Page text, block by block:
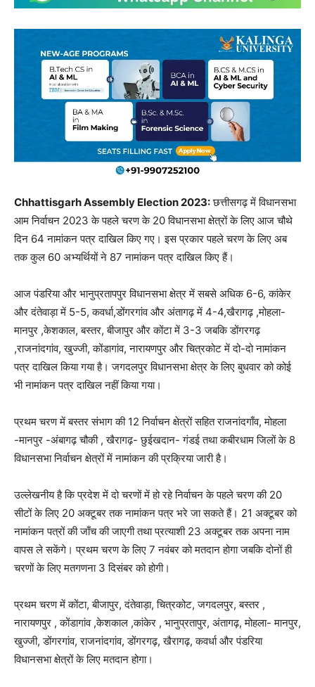
Chhattisgarh Assembly Election 2023:छत्तीसगढ़ में विधानसभा
आम निर्वाचन 2023 के पहले चरण के 20 विधानसभा क्षेत्रों के लिए आज चौथे
दिन 64 नामांकन पत्र दाखिल किए गए। इस प्रकार पहले चरण के लिए अब
तक कुल 60 अभ्यर्थियों ने 87 नामांकन पत्र दाखिल किए हैं।
आज पंडरिया और भानुप्रतापपुर विधानसभा क्षेत्र में सबसे अधिक 6-6, कांकेर
और दंतेवाड़ा में 5-5, कवर्धा,डोंगरगांव और अंतागढ़ में 4-4,खैरागढ़ ,मोहला-
मानपुर ,केशकाल, बस्तर, बीजापुर और कोंटा में 3-3 जबकि डोंगरगढ़
,राजनांदगांव, खुज्जी, कोंडागांव, नारायणपुर और चित्रकोट में दो-दो नामांकन
पत्र दाखिल किया गया है। जगदलपुर विधानसभा क्षेत्र के लिए बुधवार को कोई
भी नामांकन पत्र दाखिल नहीं किया गया।
प्रथम चरण में बस्तर संभाग की 12 निर्वाचन क्षेत्रों सहित राजनांदगाँव, मोहला
-मानपुर -अंबागढ़ चौकी , खैरागढ़- छुईखदान- गंडई तथा कबीरधाम जिलों के 8
विधानसभा निर्वाचन क्षेत्रों में नामांकन की प्रक्रिया जारी है।
उल्लेखनीय है कि प्रदेश में दो चरणों में हो रहे निर्वाचन के पहले चरण की 20
सीटों के लिए 20 अक्टूबर तक नामांकन पत्र भरे जा सकते हैं। 21 अक्टूबर को
नामांकन पत्रों की जाँच की जाएगी तथा प्रत्याशी 23 अक्टूबर तक अपना नाम
वापस ले सकेंगे। प्रथम चरण के लिए 7 नवंबर को मतदान होगा जबकि दोनों ही
चरणों के लिए मतगणना 3 दिसंबर को होगी।
प्रथम चरण में कोंटा, बीजापुर, दंतेवाड़ा, चित्रकोट, जगदलपुर, बस्तर ,
नारायणपुर , कोंडागांव ,केशकाल ,कांकेर , भानुप्रतापुर, अंतागढ़, मोहला- मानपुर,
खुज्जी, डोंगरगांव, राजनांदगांव, डोंगरगढ़, खैरागढ़, कवर्धा और पंडरिया
विधानसभा क्षेत्रों के लिए मतदान होगा।